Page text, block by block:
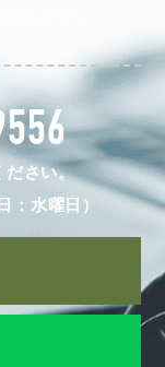
します。
さい。
：水曜日）